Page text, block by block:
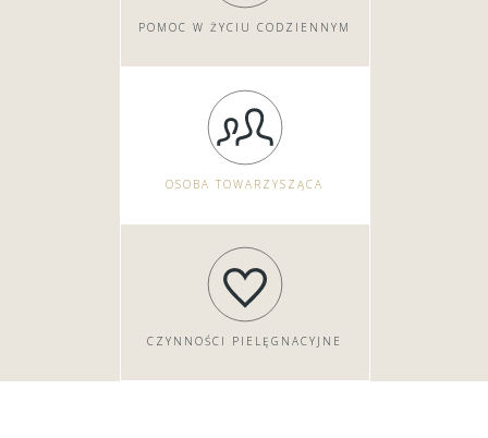
POMOC W ŻYCIU CODZIENNYM
OSOBA TOWARZYSZĄCA
CZYNNOŚCI PIELĘGNACYJNE